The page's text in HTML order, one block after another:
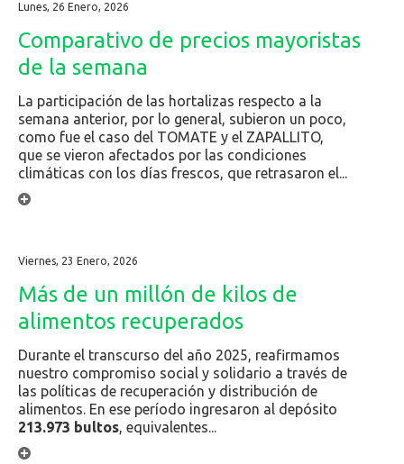
Lunes, 26 Enero, 2026
Comparativo de precios mayoristas
de la semana
La participación de las hortalizas respecto a la
semana anterior, por lo general, subieron un poco,
como fue el caso del TOMATE y el ZAPALLITO,
que se vieron afectados por las condiciones
climáticas con los días frescos, que retrasaron el...
Viernes, 23 Enero, 2026
Más de un millón de kilos de
alimentos recuperados
Durante el transcurso del año 2025, reafirmamos
nuestro compromiso social y solidario a través de
las políticas de recuperación y distribución de
alimentos. En ese período ingresaron al depósito
213.973 bultos, equivalentes...